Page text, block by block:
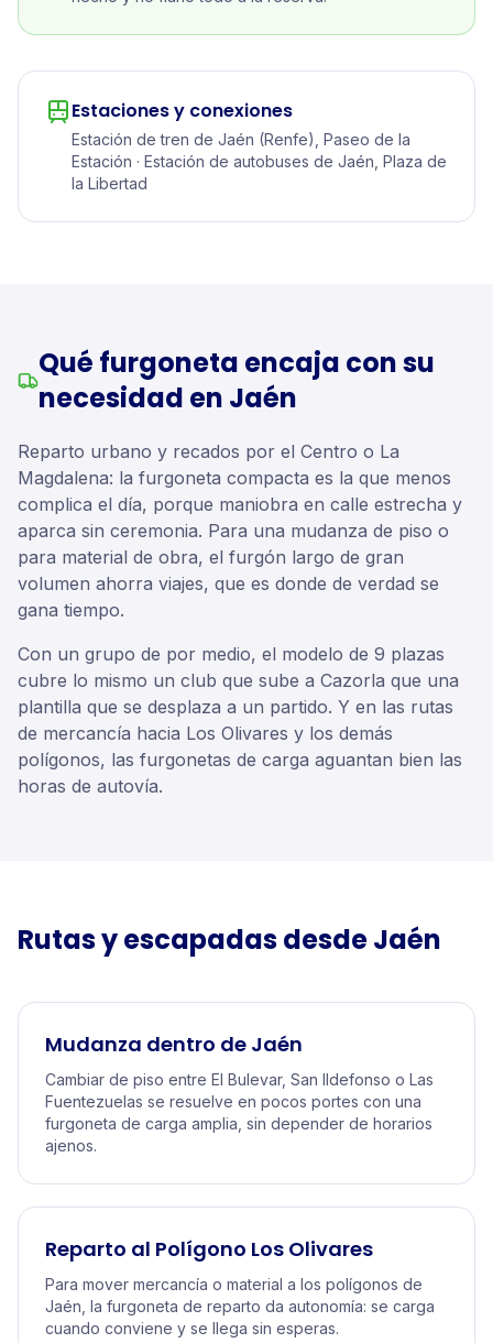
Estaciones y conexiones
Estación de tren de Jaén (Renfe), Paseo de la
Estación · Estación de autobuses de Jaén, Plaza de
la Libertad
Qué furgoneta encaja con su
necesidad en Jaén
Reparto urbano y recados por el Centro o La
Magdalena: la furgoneta compacta es la que menos
complica el día, porque maniobra en calle estrecha y
aparca sin ceremonia. Para una mudanza de piso o
para material de obra, el furgón largo de gran
volumen ahorra viajes, que es donde de verdad se
gana tiempo.
Con un grupo de por medio, el modelo de 9 plazas
cubre lo mismo un club que sube a Cazorla que una
plantilla que se desplaza a un partido. Y en las rutas
de mercancía hacia Los Olivares y los demás
polígonos, las furgonetas de carga aguantan bien las
horas de autovía.
Rutas y escapadas desdeJaén
Mudanza dentro de Jaén
Cambiar de piso entre El Bulevar, San Ildefonso o Las
Fuentezuelas se resuelve en pocos portes con una
furgoneta de carga amplia, sin depender de horarios
ajenos.
Reparto al Polígono Los Olivares
Para mover mercancía o material a los polígonos de
Jaén, la furgoneta de reparto da autonomía: se carga
cuando conviene y se llega sin esperas.